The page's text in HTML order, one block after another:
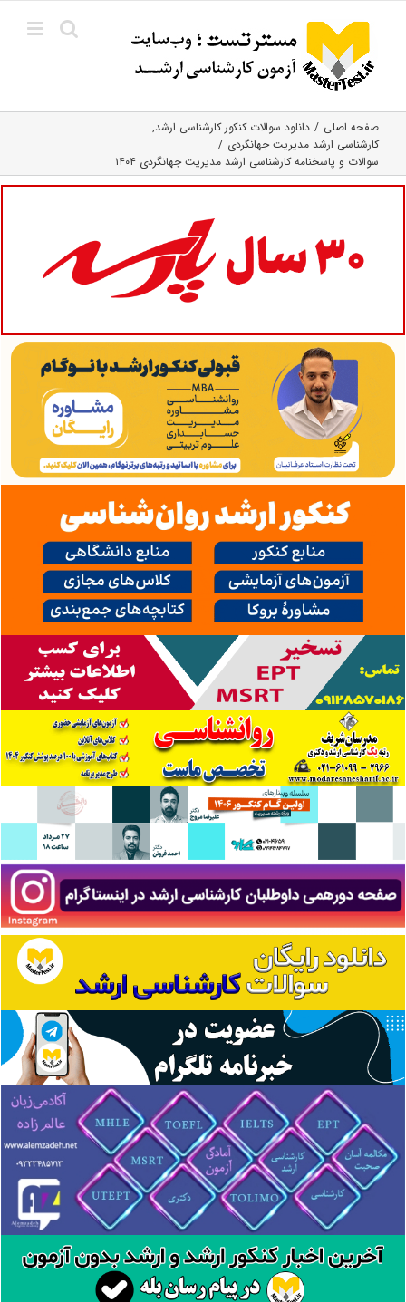
content
صفحه اصلی
دانلود سوالات کنکور کارشناسی ارشد
کارشناسی ارشد مدیریت جهانگردی
سوالات و پاسخنامه کارشناسی ارشد مدیریت جهانگردی ۱۴۰۴